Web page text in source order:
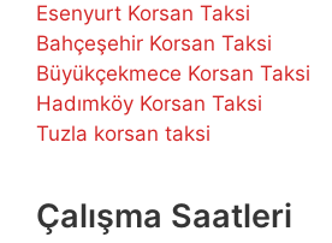
Esenyurt Korsan Taksi
Bahçeşehir Korsan Taksi
Büyükçekmece Korsan Taksi
Hadımköy Korsan Taksi
Tuzla korsan taksi
Çalışma Saatleri